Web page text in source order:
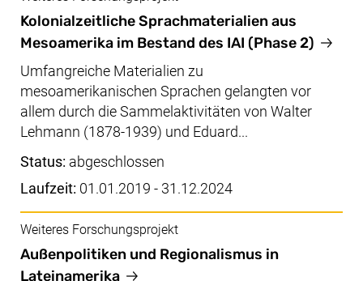
Kolonialzeitliche Sprachmaterialien aus
Mesoamerika im Bestand des IAI (Phase 2)
Umfangreiche Materialien zu
mesoamerikanischen Sprachen gelangten vor
allem durch die Sammelaktivitäten von Walter
Lehmann (1878-1939) und Eduard...
Status: abgeschlossen
Laufzeit: 01.01.2019 - 31.12.2024
Außenpolitiken und Regionalismus in
Lateinamerika
Weiteres Forschungsprojekt